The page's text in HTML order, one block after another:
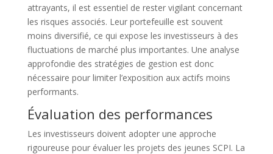
attrayants, il est essentiel de rester vigilant concernant
les risques associés. Leur portefeuille est souvent
moins diversifié, ce qui expose les investisseurs à des
fluctuations de marché plus importantes. Une analyse
approfondie des stratégies de gestion est donc
nécessaire pour limiter l’exposition aux actifs moins
performants.
Évaluation des performances
Les investisseurs doivent adopter une approche
rigoureuse pour évaluer les projets des jeunes SCPI. La